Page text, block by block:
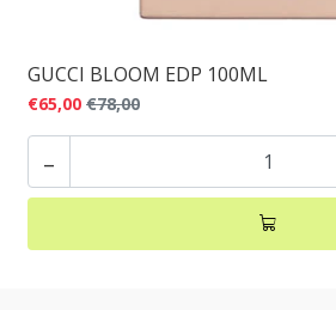
GUCCI BLOOM EDP 100ML
€65,00 €78,00
-